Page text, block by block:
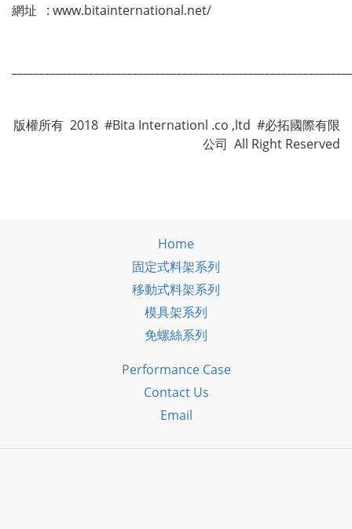
網址 : www.bitainternational.net/
版權所有 2018 #Bita Internationl .co ,ltd #必拓國際有限
公司 All Right Reserved
Home
固定式料架系列
移動式料架系列
模具架系列
免螺絲系列
Performance Case
Contact Us
Email